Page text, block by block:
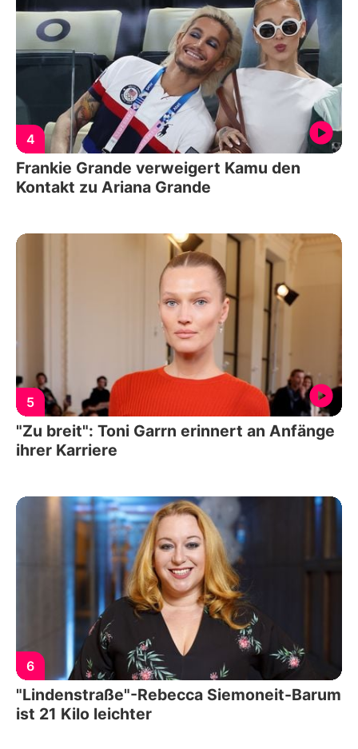
4
Frankie Grande verweigert Kamu den
Kontakt zu Ariana Grande
5
"Zu breit": Toni Garrn erinnert an Anfänge
ihrer Karriere
6
"Lindenstraße"-Rebecca Siemoneit-Barum
ist 21 Kilo leichter